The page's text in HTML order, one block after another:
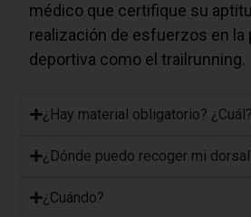
médico que certifique su
realización de esfuerzos en la
deportiva como el trailrunning.
¿Hay material obligatorio? ¿Cuál?
​¿Dónde puedo recoger mi
¿Cuándo?